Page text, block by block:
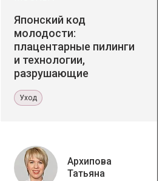
Японский код
молодости:
плацентарные пилинги
и технологии,
разрушающие
Уход
Архипова
Татьяна